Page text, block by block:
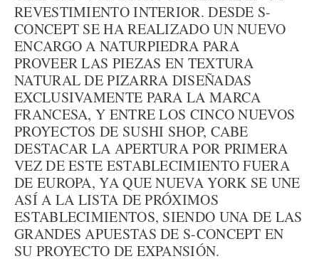
REVESTIMIENTO INTERIOR. DESDE S-
CONCEPT SE HA REALIZADO UN NUEVO
ENCARGO A NATURPIEDRA PARA
PROVEER LAS PIEZAS EN TEXTURA
NATURAL DE PIZARRA DISEÑADAS
EXCLUSIVAMENTE PARA LA MARCA
FRANCESA, Y ENTRE LOS CINCO NUEVOS
PROYECTOS DE SUSHI SHOP, CABE
DESTACAR LA APERTURA POR PRIMERA
VEZ DE ESTE ESTABLECIMIENTO FUERA
DE EUROPA, YA QUE NUEVA YORK SE UNE
ASÍ A LA LISTA DE PRÓXIMOS
ESTABLECIMIENTOS, SIENDO UNA DE LAS
GRANDES APUESTAS DE S-CONCEPT EN
SU PROYECTO DE EXPANSIÓN.